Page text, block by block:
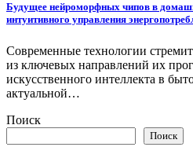
Будущее нейроморфных чипов в
интуитивного управления
Современные технологии
из ключевых направлений их
искусственного интеллекта в
актуальной…
Поиск
Поиск